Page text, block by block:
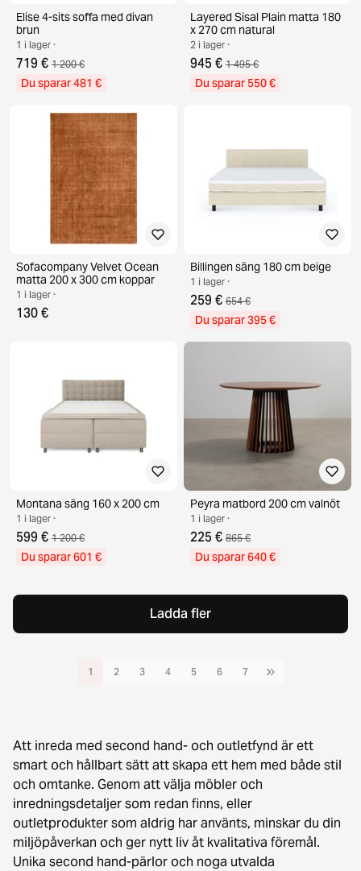
Elise 4-sits soffa med divan
brun
1 i lager ·
719 € 1 200 €
Du sparar 481 €
Layered Sisal Plain matta 180
x 270 cm natural
2 i lager ·
945 € 1 495 €
Du sparar 550 €
Sofacompany Velvet Ocean
matta 200 x 300 cm koppar
1 i lager ·
130 €
Billingen säng 180 cm beige
1 i lager ·
259 € 654 €
Du sparar 395 €
Montana säng 160 x 200 cm
1 i lager ·
599 € 1 200 €
Du sparar 601 €
Peyra matbord 200 cm valnöt
1 i lager ·
225 € 865 €
Du sparar 640 €
Ladda fler
1 2 3 4 5 6 7
Att inreda med second hand- och outletfynd är ett
smart och hållbart sätt att skapa ett hem med både stil
och omtanke. Genom att välja möbler och
inredningsdetaljer som redan finns, eller
outletprodukter som aldrig har använts, minskar du din
miljöpåverkan och ger nytt liv åt kvalitativa föremål.
Unika second hand-pärlor och noga utvalda